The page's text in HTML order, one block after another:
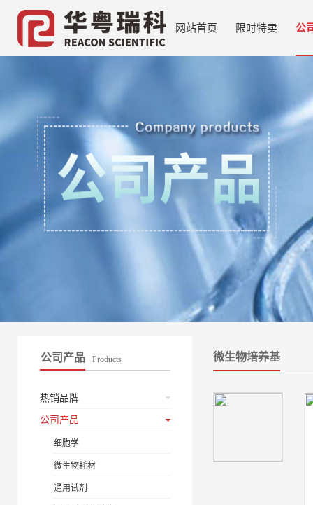
网站首页 限时特卖 公
公司产品 Products
热销品牌
公司产品
细胞学
微生物耗材
通用试剂
微生物培养基